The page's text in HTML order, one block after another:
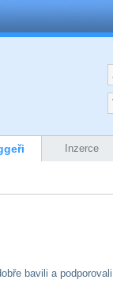
Inzerce
bavili a podporovali